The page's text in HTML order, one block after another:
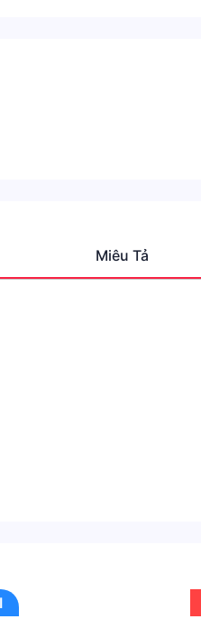
Miêu Tả
và địa chỉ giao hàng
có giá trị trên 1 triệu